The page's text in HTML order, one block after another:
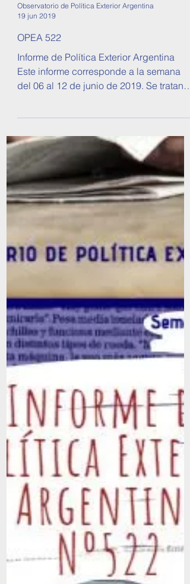
Observatorio de Política Exterior Argentina
OPEA 522
Informe de Política Exterior Argentina
Este informe corresponde a la semana
del 06 al 12 de junio de 2019. Se tratan
temas sobre...